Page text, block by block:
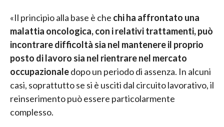
«Il principio alla base è che chi ha affrontato una
malattia oncologica, con i relativi trattamenti, può
incontrare difficoltà sia nel mantenere il proprio
posto di lavoro sia nel rientrare nel mercato
occupazionaledopo un periodo di assenza. In alcuni
casi, soprattutto se si è usciti dal circuito lavorativo, il
reinserimento può essere particolarmente
complesso.